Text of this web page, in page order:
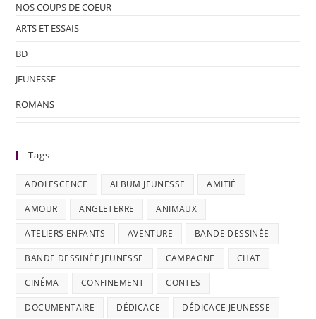
NOS COUPS DE COEUR
ARTS ET ESSAIS
BD
JEUNESSE
ROMANS
Tags
ADOLESCENCE ALBUM JEUNESSE AMITIÉ
AMOUR ANGLETERRE ANIMAUX
ATELIERS ENFANTS AVENTURE BANDE DESSINÉE
BANDE DESSINÉE JEUNESSE CAMPAGNE CHAT
CINÉMA CONFINEMENT CONTES
DOCUMENTAIRE DÉDICACE DÉDICACE JEUNESSE